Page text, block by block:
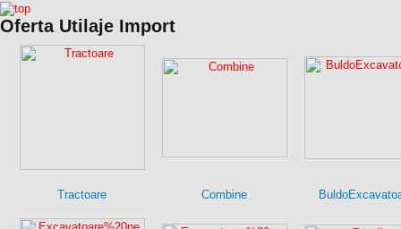
Oferta Utilaje Import
Tractoare Combine